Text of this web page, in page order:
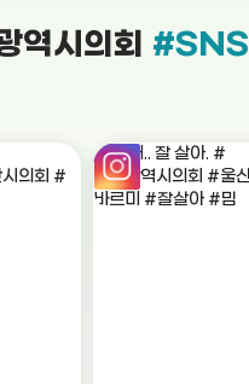
역시의회 #SNS